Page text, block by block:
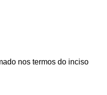
nos termos do inciso